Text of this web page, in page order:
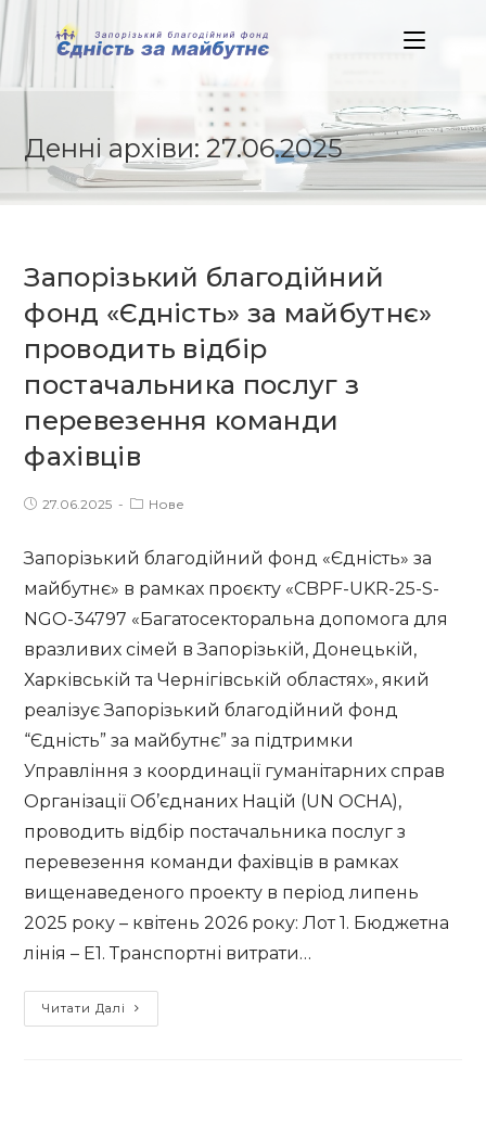
Skip
to
content
Денні архіви: 27.06.2025
Запорізький благодійний
фонд «Єдність» за майбутнє»
проводить відбір
постачальника послуг з
перевезення команди
фахівців
Post27.06.2025
PostНове
Запорізький благодійний фонд «Єдність» за
майбутнє» в рамках проєкту «CBPF-UKR-25-S-
NGO-34797 «Багатосекторальна допомога для
вразливих сімей в Запорізькій, Донецькій,
Харківській та Чернігівській областях», який
реалізує Запорізький благодійний фонд
“Єдність” за майбутнє” за підтримки
Управління з координації гуманітарних справ
Організації Об’єднаних Націй (UN OCHA),
проводить відбір постачальника послуг з
перевезення команди фахівців в рамках
вищенаведеного проекту в період липень
2025 року – квітень 2026 року: Лот 1. Бюджетна
лінія – Е1. Транспортні витрати…
Читати Далі
благодійний